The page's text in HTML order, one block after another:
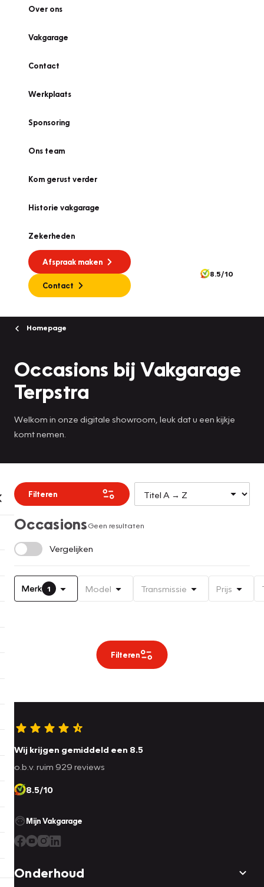
Over ons
Vakgarage
Contact
Werkplaats
Sponsoring
Ons team
Kom gerust verder
Historie vakgarage
Zekerheden
Afspraak maken
Contact
8.5/10
Homepage
Occasions bij Vakgarage
Terpstra
Welkom in onze digitale showroom, leuk dat u een kijkje
komt nemen.
Filteren
OccasionsGeen resultaten
Vergelijken
Merk 1 Model Transmissie Prijs
Filteren
Wij krijgen gemiddeld een 8.5
o.b.v. ruim 929 reviews
8.5/10
Mijn Vakgarage
Onderhoud